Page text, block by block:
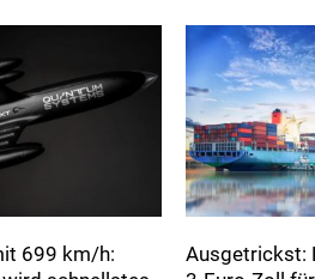
699 km/h:
Ausgetrickst: